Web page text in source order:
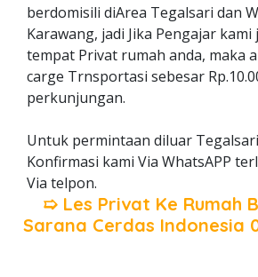
berdomisili diArea Tegalsari dan
Karawang, jadi Jika Pengajar
tempat Privat rumah anda, maka
carge Trnsportasi sebesar
perkunjungan.
Untuk permintaan diluar
Konfirmasi kami Via WhatsAPP
Via telpon.
➯ Les Privat Ke Rumah
Sarana Cerdas Indonesia